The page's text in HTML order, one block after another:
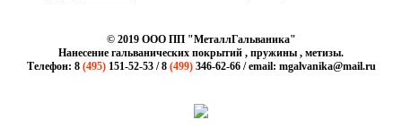
© 2019 ООО ПП "МеталлГальваника"
Нанесение гальванических покрытий , пружины , метизы.
Телефон: 8 (495)151-52-53 / 8 (499)346-62-66 / email: mgalvanika@mail.ru